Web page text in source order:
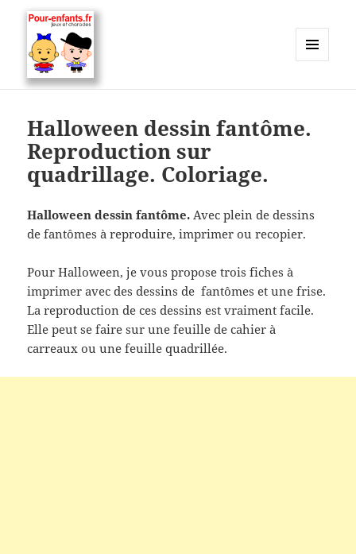
devinettes, pour enfants.
Halloween dessin fantôme.
Reproduction sur
quadrillage. Coloriage.
Halloween dessin fantôme. Avec plein de dessins
de fantômes à reproduire, imprimer ou recopier.
Pour Halloween, je vous propose trois fiches à
imprimer avec des dessins de fantômes et une frise.
La reproduction de ces dessins est vraiment facile.
Elle peut se faire sur une feuille de cahier à
carreaux ou une feuille quadrillée.